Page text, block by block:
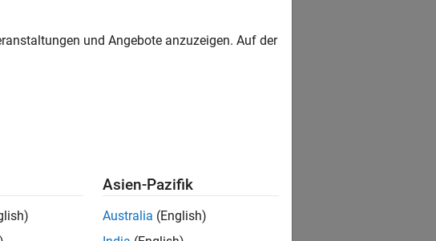
this information?
und Angebote anzuzeigen. Auf der
Asien-Pazifik
Australia (English)